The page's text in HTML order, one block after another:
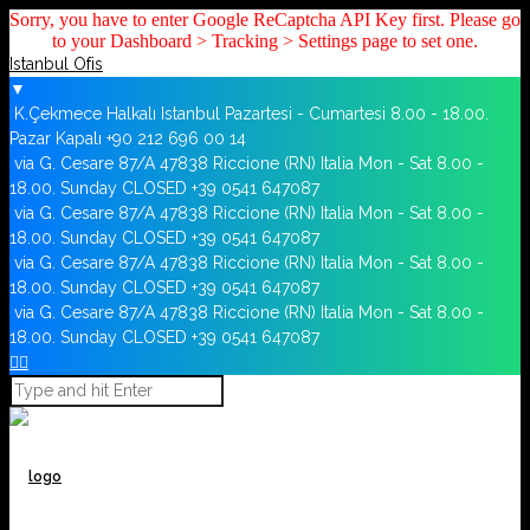
Sorry, you have to enter Google ReCaptcha API Key first. Please go
to your Dashboard > Tracking > Settings page to set one.
Istanbul Ofis
▼
K.Çekmece Halkalı Istanbul
Pazartesi - Cumartesi 8.00 - 18.00.
Pazar Kapalı +90 212 696 00 14
via G. Cesare 87/A 47838 Riccione (RN) Italia Mon - Sat 8.00 -
18.00. Sunday CLOSED +39 0541 647087
via G. Cesare 87/A 47838 Riccione (RN) Italia Mon - Sat 8.00 -
18.00. Sunday CLOSED +39 0541 647087
via G. Cesare 87/A 47838 Riccione (RN) Italia Mon - Sat 8.00 -
18.00. Sunday CLOSED +39 0541 647087
via G. Cesare 87/A 47838 Riccione (RN) Italia Mon - Sat 8.00 -
18.00. Sunday CLOSED +39 0541 647087
